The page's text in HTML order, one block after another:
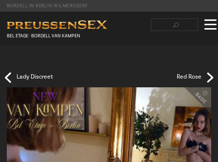
BORDELL IN BERLIN WILMERSDORF
Suchbegriffe
Navigation
überspringen
BEL ETAGE · BORDELL VAN KAMPEN
Lady Discreet Red Rose